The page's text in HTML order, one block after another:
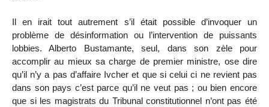
Il en irait tout autrement s’il était possible d’invoquer un
problème de désinformation ou l’intervention de puissants
lobbies. Alberto Bustamante, seul, dans son zèle pour
accomplir au mieux sa charge de premier ministre, ose dire
qu’il n’y a pas d’affaire Ivcher et que si celui ci ne revient pas
dans son pays c’est parce qu’il ne veut pas ; ou bien encore
que si les magistrats du Tribunal constitutionnel n’ont pas été